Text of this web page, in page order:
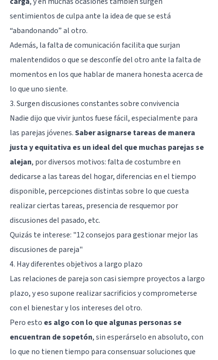
sentimientos de culpa ante la idea de que se está
“abandonando” al otro.
Además, la falta de comunicación facilita que surjan
malentendidos o que se desconfíe del otro ante la falta de
momentos en los que hablar de manera honesta acerca de
lo que uno siente.
3. Surgen discusiones constantes sobre convivencia
Nadie dijo que vivir juntos fuese fácil, especialmente para
las parejas jóvenes.Saber asignarse tareas de manera
justa y equitativa es un ideal del que muchas parejas se
alejan, por diversos motivos: falta de costumbre en
dedicarse a las tareas del hogar, diferencias en el tiempo
disponible, percepciones distintas sobre lo que cuesta
realizar ciertas tareas, presencia de resquemor por
discusiones del pasado, etc.
Quizás te interese: "12 consejos para gestionar mejor las
discusiones de pareja"
4. Hay diferentes objetivos a largo plazo
Las relaciones de pareja son casi siempre proyectos a largo
plazo, y eso supone realizar sacrificios y comprometerse
con el bienestar y los intereses del otro.
Pero esto es algo con lo que algunas personas se
encuentran de sopetón, sin esperárselo en absoluto, con
lo que no tienen tiempo para consensuar soluciones que